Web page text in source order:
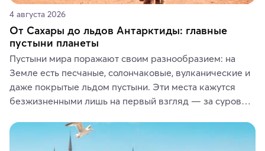
4 августа 2026
От Сахары до льдов Антарктиды: главные
пустыни планеты
Пустыни мира поражают своим разнообразием: на
Земле есть песчаные, солончаковые, вулканические и
даже покрытые льдом пустыни. Эти места кажутся
безжизненными лишь на первый взгляд — за суровой
животные и маршруты, которые дарят одни из самых
ярких впечатлений от путешествий.